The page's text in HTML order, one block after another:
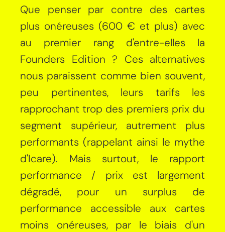
Que penser par contre des cartes
plus onéreuses (600 € et plus) avec
au premier rang d'entre-elles la
Founders Edition ? Ces alternatives
nous paraissent comme bien souvent,
peu pertinentes, leurs tarifs les
rapprochant trop des premiers prix du
segment supérieur, autrement plus
performants (rappelant ainsi le mythe
d'Icare). Mais surtout, le rapport
performance / prix est largement
dégradé, pour un surplus de
performance accessible aux cartes
moins onéreuses, par le biais d'un